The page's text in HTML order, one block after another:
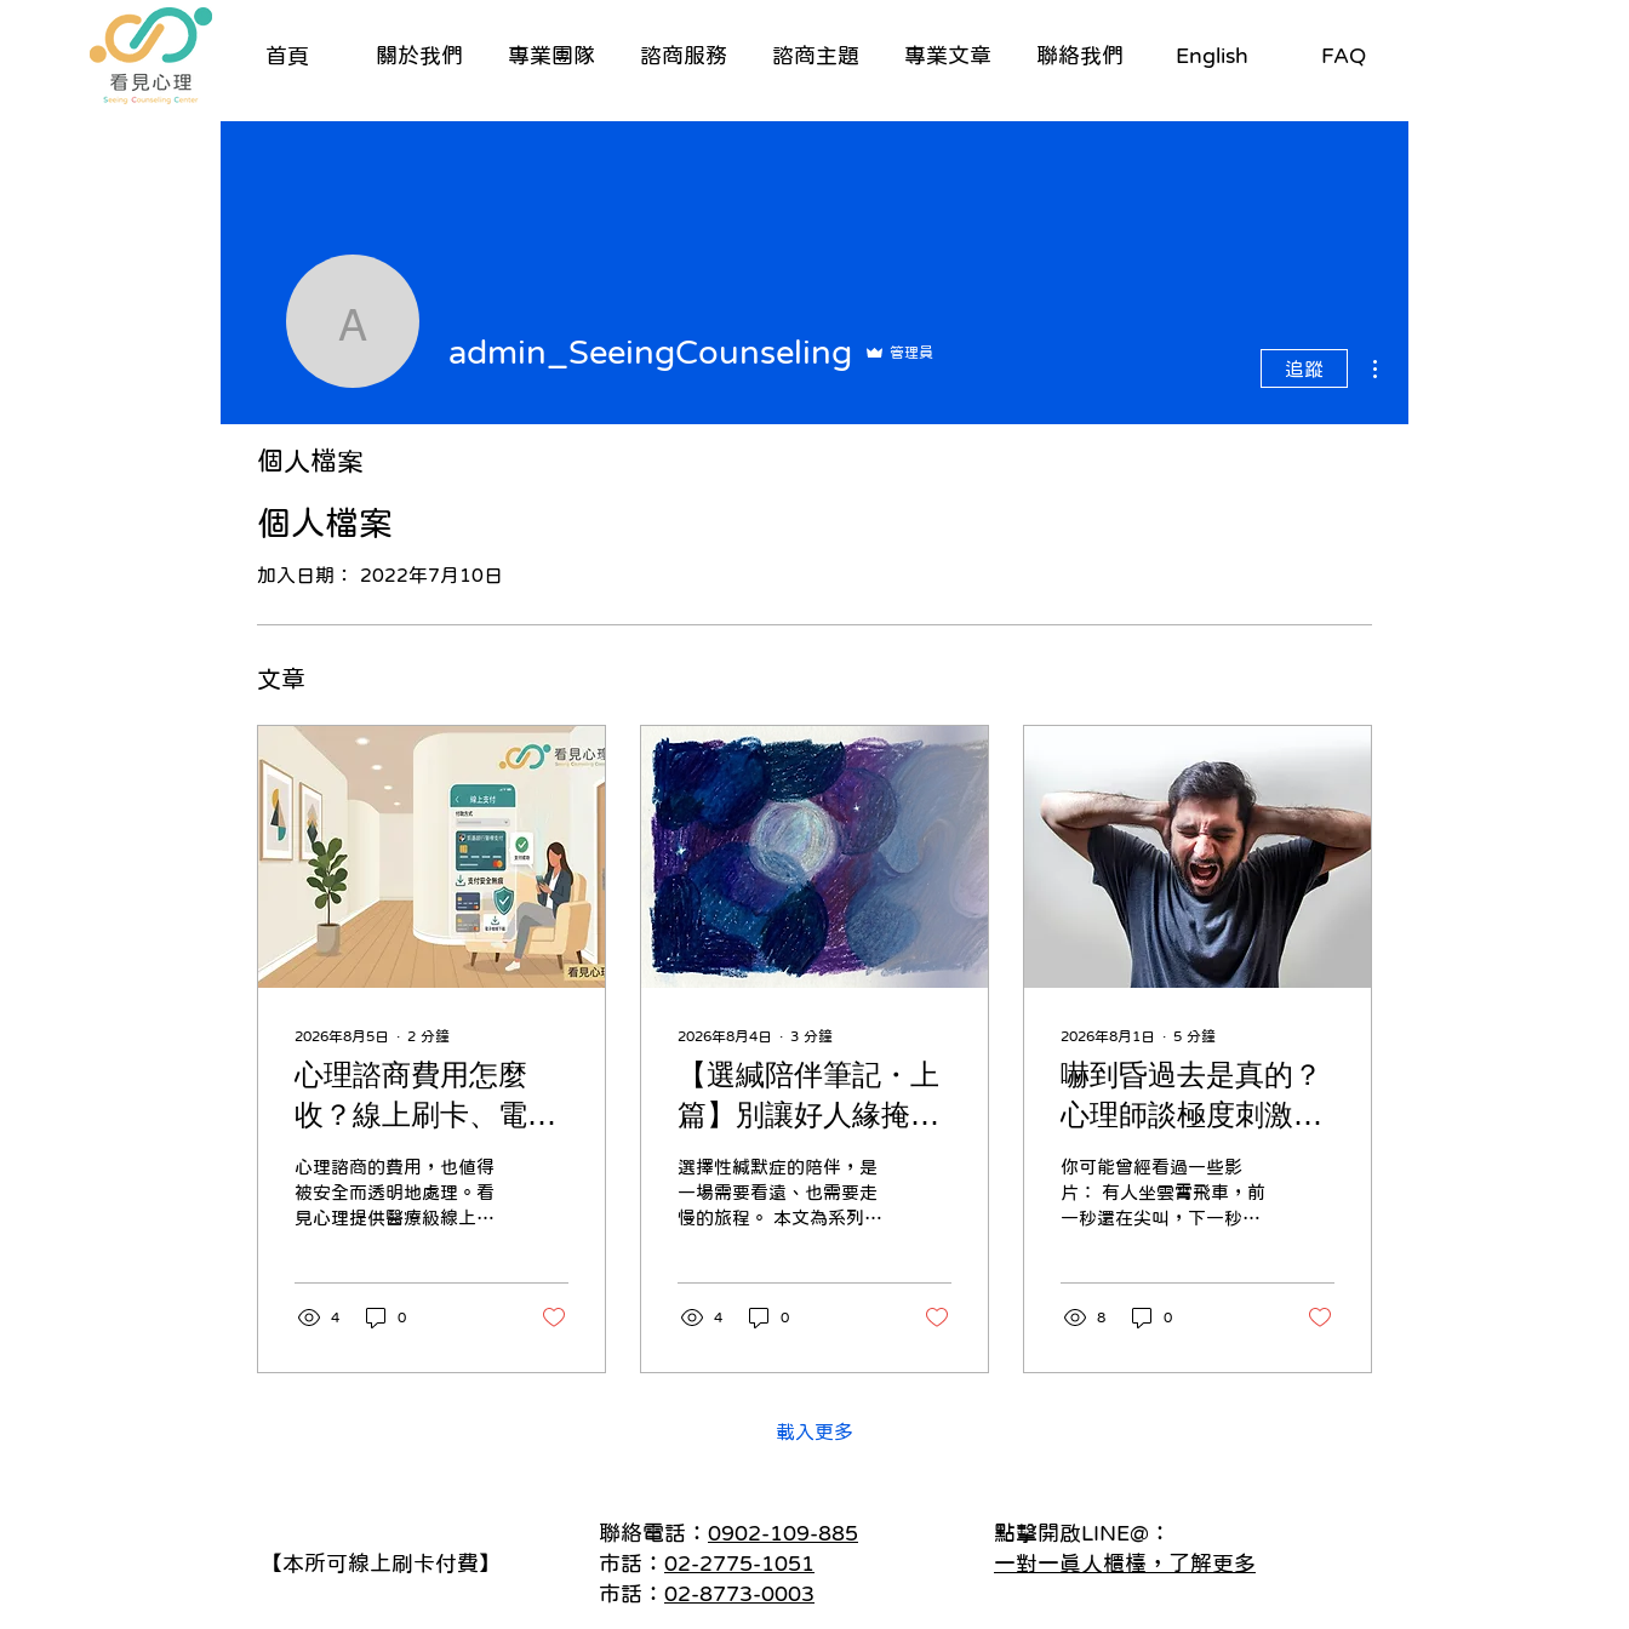
首頁 關於我們 專業團隊 諮商服務 諮商主題 專業文章 聯絡我們 English FAQ
個人檔案
加入日期： 2022年7月10日
文章
2026年8月5日 ∙ 2 分鐘
心理諮商費用怎麼
收？線上刷卡、電子
收據與合法透明經營
/ 看見心理
心理諮商的費用，也值得
被安全而透明地處理。看
見心理提供醫療級線上刷
4 0
2026年8月4日 ∙ 3 分鐘
【選緘陪伴筆記・上
篇】別讓好人緣掩蓋
了焦慮：趁著成功經
驗，提早為孩子佈局
溝通的橋樑 / 看見心
理 陳鈺湘心理師
選擇性緘默症的陪伴，是
一場需要看遠、也需要走
慢的旅程。 本文為系列文
度焦慮孩子時，歷時兩年
篇心理師協助「選擇性緘
字裡行間的敘述，輕輕喚
起了我過去在校園服務的
個在校園裡完全不開口說
話的孩子，不過，他在班
上的學習適應與人際互動
其實相當不錯，身邊有一
4 0
2026年8月1日 ∙ 5 分鐘
嚇到昏過去是真的？
心理師談極度刺激
下，身體與心理如何
保護自己/ 看見心理
丁嘉莉諮商心理師
你可能曾經看過一些影
片： 有人坐雲霄飛車，前
一秒還在尖叫，下一秒突
受到驚嚇，就突然全身僵
羊」），彷彿身體瞬間被
們都讓人好奇一件事： 當
生物承受極大的刺激時，
身體到底會發生什麼？ 人
8 0
載入更多
admin_SeeingCounseling
admin_SeeingCounseling 管理員
追蹤
個人檔案
聯絡電話： 0902-109-885
市話： 02-2775-1051
市話： 02-8773-0003
​【本所可線上刷卡付費】
點擊開啟LINE@：
一對一真人櫃檯，了解更多